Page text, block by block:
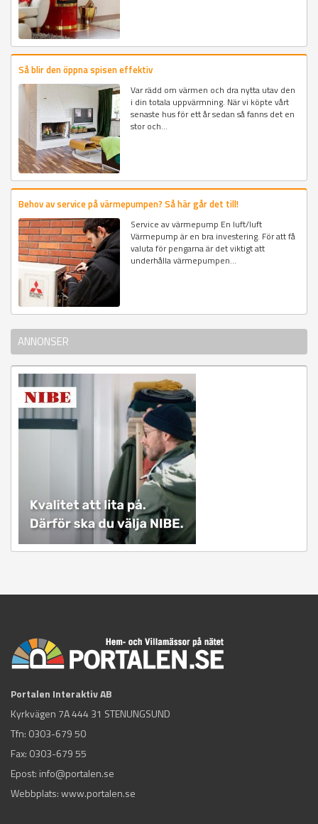
Så blir den öppna spisen effektiv
Var rädd om värmen och dra nytta utav den
i din totala uppvärmning. När vi köpte vårt
senaste hus för ett år sedan så fanns det en
stor och...
Behov av service på värmepumpen? Så här går det till!
Service av värmepump En luft/luft
Värmepump är en bra investering. För att få
valuta för pengarna är det viktigt att
underhålla värmepumpen...
ANNONSER
Portalen Interaktiv AB
Kyrkvägen 7A 444 31 STENUNGSUND
Tfn: 0303-679 50
Fax: 0303-679 55
Epost: info@portalen.se
Webbplats: www.portalen.se